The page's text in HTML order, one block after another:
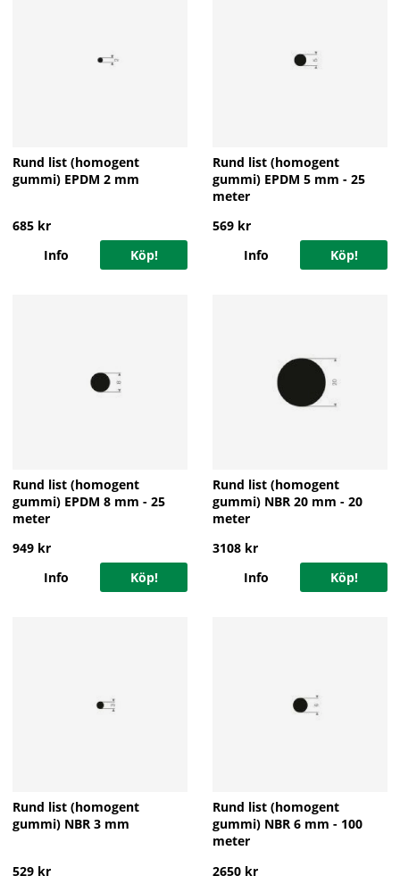
Rund list (homogent
gummi) EPDM 2 mm
685 kr
Köp!
Info
Rund list (homogent
gummi) EPDM 5 mm - 25
meter
569 kr
Köp!
Info
Rund list (homogent
gummi) EPDM 8 mm - 25
meter
949 kr
Köp!
Info
Rund list (homogent
gummi) NBR 20 mm - 20
meter
3108 kr
Köp!
Info
Rund list (homogent
gummi) NBR 3 mm
529 kr
Rund list (homogent
gummi) NBR 6 mm - 100
meter
2650 kr